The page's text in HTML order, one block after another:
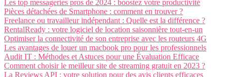
Les top messageries pros de 2024 : boostez votre productivité
Pièces détachées de Smartphone : comment en trouver ?
Freelance ou travailleur indépendant : Quelle est la différence ?
RentalReady : votre logiciel de location saisonnière tout-en-un
Optimiser la connectivité de son entreprise avec les routeurs 4G
Les avantages de louer un macbook pro pour les professionnels
Audit IT : Méthodes et Astuces pour une Évaluation Efficace
Comment choisir le meilleur site de streaming gratuit en 2023 ?
La Reviews API : votre solution pour des avis clients efficaces